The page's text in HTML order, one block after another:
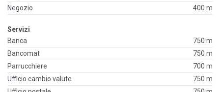
Negozio
400 m
Servizi
Banca
750 m
Bancomat
750 m
Parrucchiere
700 m
Ufficio cambio valute
750 m